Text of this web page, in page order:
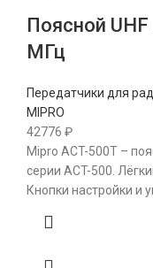
Поясной
МГц
Передатчики для
MIPRO
42776 ₽
Mipro ACT-500T –
серии ACT-500.
Кнопки настройки и